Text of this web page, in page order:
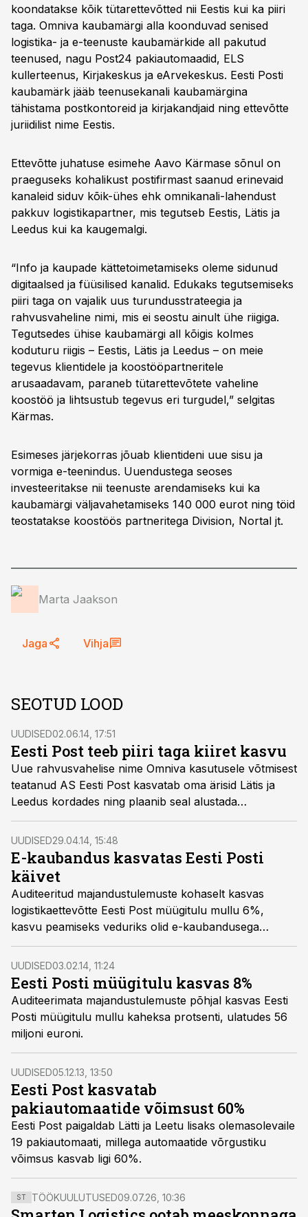
koondatakse kõik tütarettevõtted nii Eestis kui ka piiri
taga. Omniva kaubamärgi alla koonduvad senised
logistika- ja e-teenuste kaubamärkide all pakutud
teenused, nagu Post24 pakiautomaadid, ELS
kullerteenus, Kirjakeskus ja eArvekeskus. Eesti Posti
kaubamärk jääb teenusekanali kaubamärgina
tähistama postkontoreid ja kirjakandjaid ning ettevõtte
juriidilist nime Eestis.
Ettevõtte juhatuse esimehe Aavo Kärmase sõnul on
praeguseks kohalikust postifirmast saanud erinevaid
kanaleid siduv kõik-ühes ehk omnikanali-lahendust
pakkuv logistikapartner, mis tegutseb Eestis, Lätis ja
Leedus kui ka kaugemalgi.
“Info ja kaupade kättetoimetamiseks oleme sidunud
digitaalsed ja füüsilised kanalid. Edukaks tegutsemiseks
piiri taga on vajalik uus turundusstrateegia ja
rahvusvaheline nimi, mis ei seostu ainult ühe riigiga.
Tegutsedes ühise kaubamärgi all kõigis kolmes
koduturu riigis – Eestis, Lätis ja Leedus – on meie
tegevus klientidele ja koostööpartneritele
arusaadavam, paraneb tütarettevõtete vaheline
koostöö ja lihtsustub tegevus eri turgudel,” selgitas
Kärmas.
Esimeses järjekorras jõuab klientideni uue sisu ja
vormiga e-teenindus. Uuendustega seoses
investeeritakse nii teenuste arendamiseks kui ka
kaubamärgi väljavahetamiseks 140 000 eurot ning töid
teostatakse koostöös partneritega Division, Nortal jt.
Marta Jaakson
Jaga Vihja
SEOTUD LOOD
UUDISED02.06.14, 17:51
Eesti Post teeb piiri taga kiiret kasvu
Uue rahvusvahelise nime Omniva kasutusele võtmisest
teatanud AS Eesti Post kasvatab oma ärisid Lätis ja
Leedus kordades ning plaanib seal alustada
infologistika teenuste pakkumisega.
UUDISED29.04.14, 15:48
E-kaubandus kasvatas Eesti Posti
käivet
Auditeeritud majandustulemuste kohaselt kasvas
logistikaettevõtte Eesti Post müügitulu mullu 6%,
kasvu peamiseks veduriks olid e-kaubandusega
seotud teenused.
UUDISED03.02.14, 11:24
Eesti Posti müügitulu kasvas 8%
Auditeerimata majandustulemuste põhjal kasvas Eesti
Posti müügitulu mullu kaheksa protsenti, ulatudes 56
miljoni euroni.
UUDISED05.12.13, 13:50
Eesti Post kasvatab
pakiautomaatide võimsust 60%
Eesti Post paigaldab Lätti ja Leetu lisaks olemasolevaile
19 pakiautomaati, millega automaatide võrgustiku
võimsus kasvab ligi 60%.
ST TÖÖKUULUTUSED09.07.26, 10:36